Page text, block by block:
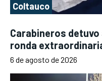
Coltauco
Carabineros
ronda
6 de agosto de 2026